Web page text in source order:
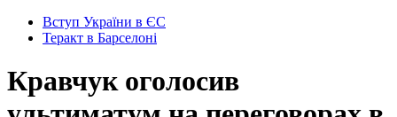
Вступ України в ЄС
Теракт в Барселоні
Кравчук оголосив